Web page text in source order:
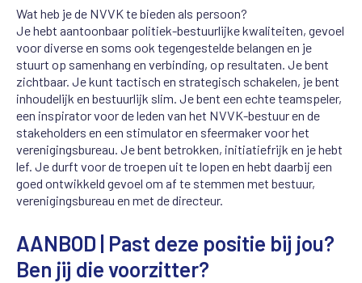
Wat heb je de NVVK te bieden als persoon?
Je hebt aantoonbaar politiek-bestuurlijke kwaliteiten, gevoel
voor diverse en soms ook tegengestelde belangen en je
stuurt op samenhang en verbinding, op resultaten. Je bent
zichtbaar. Je kunt tactisch en strategisch schakelen, je bent
inhoudelijk en bestuurlijk slim. Je bent een echte teamspeler,
een inspirator voor de leden van het NVVK-bestuur en de
stakeholders en een stimulator en sfeermaker voor het
verenigingsbureau. Je bent betrokken, initiatiefrijk en je hebt
lef. Je durft voor de troepen uit te lopen en hebt daarbij een
goed ontwikkeld gevoel om af te stemmen met bestuur,
verenigingsbureau en met de directeur.
AANBOD | Past deze positie bij jou?
Ben jij die voorzitter?